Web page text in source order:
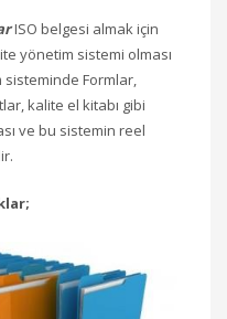
ISO belgesi almak için
yönetim sistemi olması
Formlar,
kalite el kitabı gibi
ve bu sistemin reel